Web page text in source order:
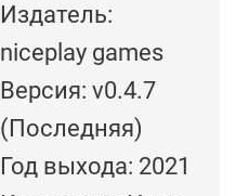
Издатель:
niceplay games
Версия: v0.4.7
(Последняя)
Год выхода: 2021